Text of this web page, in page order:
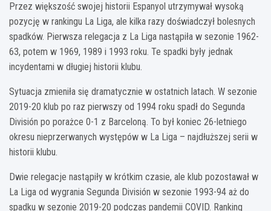
Przez większość swojej historii Espanyol utrzymywał wysoką
pozycję w rankingu La Liga, ale kilka razy doświadczył bolesnych
spadków. Pierwsza relegacja z La Liga nastąpiła w sezonie 1962-
63, potem w 1969, 1989 i 1993 roku. Te spadki były jednak
incydentami w długiej historii klubu.
Sytuacja zmieniła się dramatycznie w ostatnich latach. W sezonie
2019-20 klub po raz pierwszy od 1994 roku spadł do Segunda
División po porażce 0-1 z Barceloną. To był koniec 26-letniego
okresu nieprzerwanych występów w La Liga – najdłuższej serii w
historii klubu.
Dwie relegacje nastąpiły w krótkim czasie, ale klub pozostawał w
La Liga od wygrania Segunda División w sezonie 1993-94 aż do
spadku w sezonie 2019-20 podczas pandemii COVID. Ranking